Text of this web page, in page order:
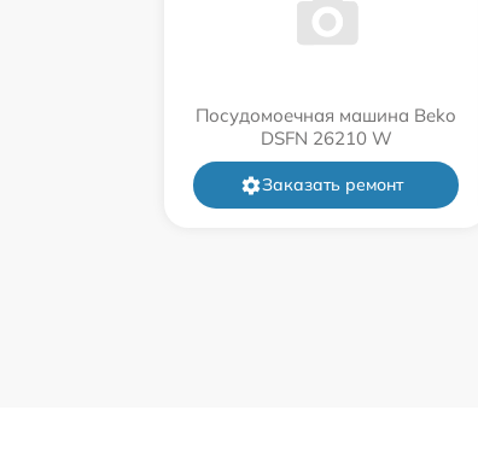
Посудомоечная машина Beko
DSFN 26210 W
Заказать ремонт